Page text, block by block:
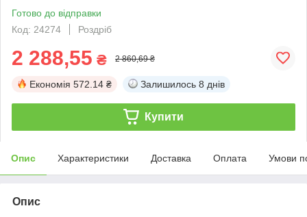
Готово до відправки
Код: 24274
Роздріб
2 288,55 ₴ 2 860,69 ₴
Економія 572.14 ₴ Залишилось 8 днів
Купити
Опис Характеристики Доставка Оплата Умови
Опис